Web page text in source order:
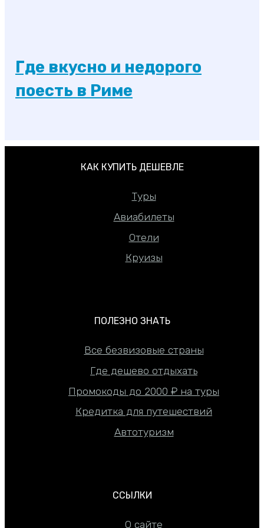
Где вкусно и недорого
поесть в Риме
КАК КУПИТЬ ДЕШЕВЛЕ
Туры
Авиабилеты
Отели
Круизы
ПОЛЕЗНО ЗНАТЬ
Все безвизовые страны
Где дешево отдыхать
Промокоды до 2000 ₽ на туры
Кредитка для путешествий
Автотуризм
ССЫЛКИ
О сайте